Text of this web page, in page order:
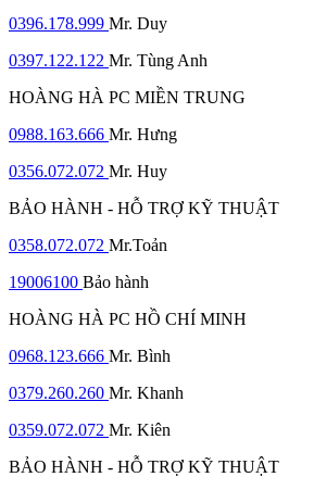
0396.178.999 Mr. Duy
0397.122.122 Mr. Tùng Anh
HOÀNG HÀ PC MIỀN TRUNG
0988.163.666 Mr. Hưng
0356.072.072 Mr. Huy
BẢO HÀNH - HỖ TRỢ KỸ THUẬT
0358.072.072 Mr.Toản
19006100 Bảo hành
HOÀNG HÀ PC HỒ CHÍ MINH
0968.123.666 Mr. Bình
0379.260.260 Mr. Khanh
0359.072.072 Mr. Kiên
BẢO HÀNH - HỖ TRỢ KỸ THUẬT